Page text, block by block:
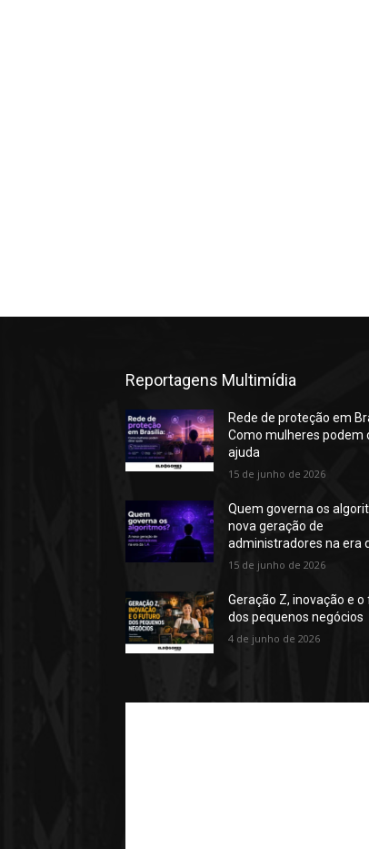
Reportagens Multimídia
Rede de proteção em
Como mulheres podem
ajuda
15 de junho de 2026
Quem governa os
nova geração de
administradores na era
15 de junho de 2026
Geração Z, inovação e
dos pequenos negócios
4 de junho de 2026